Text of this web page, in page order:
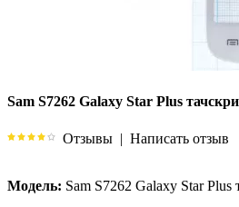
Sam S7262 Galaxy Star Plus
Отзывы | Написать отзыв
Модель: Sam S7262 Galaxy Star Plus